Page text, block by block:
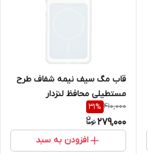
قاب مگ سیف نیمه شفاف طرح
مستطیلی محافظ لنزدار
Galaxy A06
410,000
31%
279,000
افزودن به سبد